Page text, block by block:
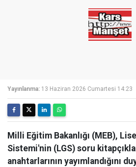
Yayınlanma: 13 Haziran 2026 Cumartesi 14:23
Milli Eğitim Bakanlığı (MEB),
Sistemi'nin (LGS) soru
anahtarlarının yayımlandığını